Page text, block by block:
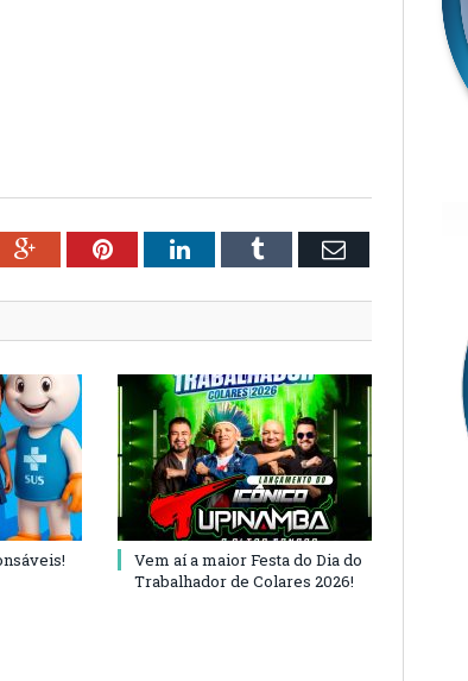
Google+PinterestLinkedInTumblr Email
Vem aí a maior Festa do Dia do
Trabalhador de Colares 2026!